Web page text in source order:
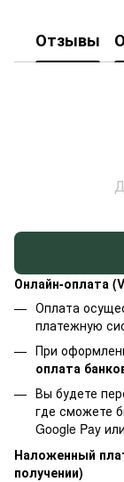
Отзывы
Онлайн-оплата
Оплата
платежную
При
оплата
Вы будете
где сможете
Google Pay
Наложенный
получении)